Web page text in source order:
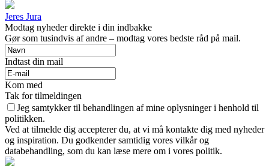
Jeres Jura
Modtag nyheder direkte i din indbakke
Gør som tusindvis af andre – modtag vores bedste råd på mail.
Indtast din mail
Kom med
Tak for tilmeldingen
Jeg samtykker til behandlingen af mine oplysninger i henhold til
politikken.
Ved at tilmelde dig accepterer du, at vi må kontakte dig med nyheder
og inspiration. Du godkender samtidig vores vilkår og
databehandling, som du kan læse mere om i vores politik.